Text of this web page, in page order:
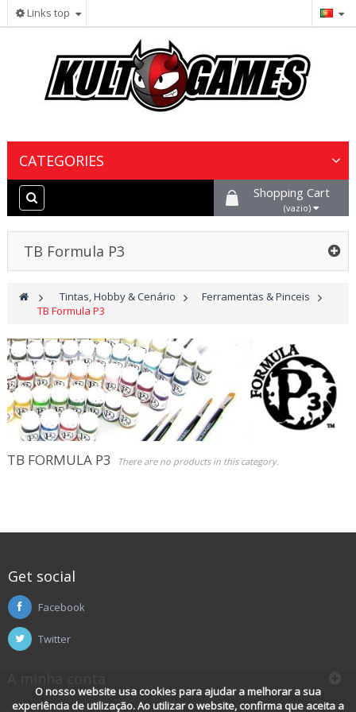
Links top
O nosso website usa cookies para ajudar a melhorar a sua
experiência de utilização. Ao utilizar o website, confirma que aceita a
CATEGORIES
Wargames & Miniaturas
Tintas, Hobby & Cenário
Jogos Role Playing & Livros
Merchandising & Funko POP!
Protecção de Comics
Shopping Cart
(vazio)
TB Formula P3
> Tintas, Hobby & Cenário >
Ferramentas & Pinceis
TB Formula P3
TB FORMULA P3 There are no products in this category.
Get social
Facebook
Twitter